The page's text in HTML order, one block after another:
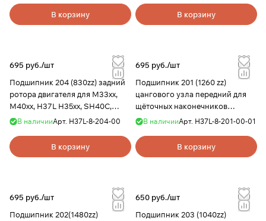
6 мм, H 5 мм, Saey
В корзину В корзину
695 руб./шт
Подшипник 204 (830zz) задний
ротора двигателя для M33xx,
M40xx, H37L H35хх, SH40C,
SH20/Н20, внешний Ø 8 мм,
Saeyang Micro
В наличииАрт. H37L-8-204-00
В корзину
695 руб./шт
Подшипник 201 (1260 zz)
цангового узла передний для
щёточных наконечников
SH20N,H20,H35xx,H37xx,SH37L(
внутренний Ø 6 мм, H
В наличииАрт. H37L-8-201-00-01
В корзину
695 руб./шт
Подшипник 202(1480zz)
650 руб./шт
Подшипник 203 (1040zz)